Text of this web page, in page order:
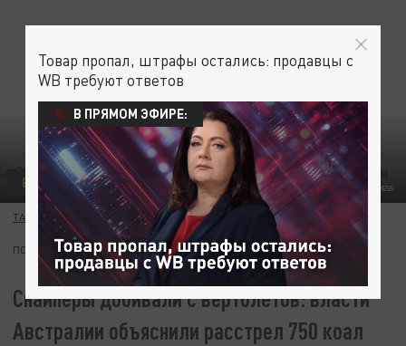
ФОТО: MA PING/GLOBALLOOKPRESS
В МИРЕ ПРОИСШЕСТВИЯ
ТАТЬЯНА КАРТАВЫХ 23 АПРЕЛЯ 09:58
ПОДПИШИТЕСЬ:
Снайперы добивали с вертолётов: власти
Австралии объяснили расстрел 750 коал
Товар пропал, штрафы остались: продавцы с
WB требуют ответов
В ПРЯМОМ ЭФИРЕ: